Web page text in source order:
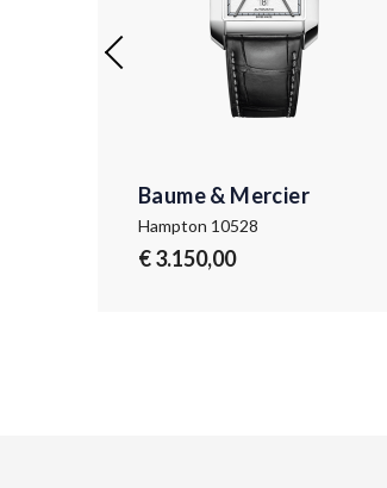
Baume & Mercier
Hampton 10528
€ 3.150,00